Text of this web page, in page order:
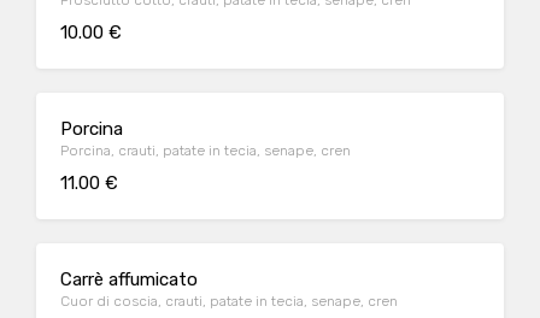
10.00 €
Porcina
Porcina, crauti, patate in tecia, senape, cren
11.00 €
Carrè affumicato
Cuor di coscia, crauti, patate in tecia, senape, cren